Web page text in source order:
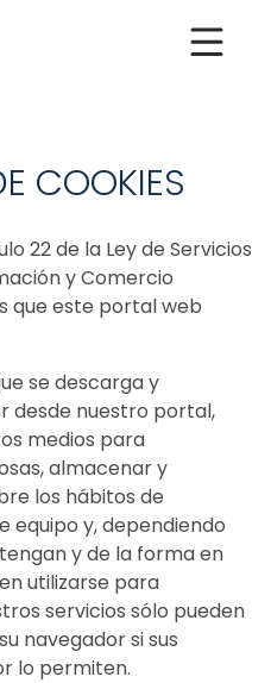
COOKIES
22 de la Ley de Servicios
y Comercio
que este portal web
se descarga y
desde nuestro portal,
medios para
almacenar y
los hábitos de
equipo y, dependiendo
y de la forma en
utilizarse para
servicios sólo pueden
navegador si sus
lo permiten.